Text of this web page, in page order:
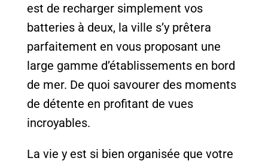
est de recharger simplement vos
batteries à deux, la ville s’y prêtera
parfaitement en vous proposant une
large gamme d’établissements en bord
de mer. De quoi savourer des moments
de détente en profitant de vues
incroyables.
La vie y est si bien organisée que votre